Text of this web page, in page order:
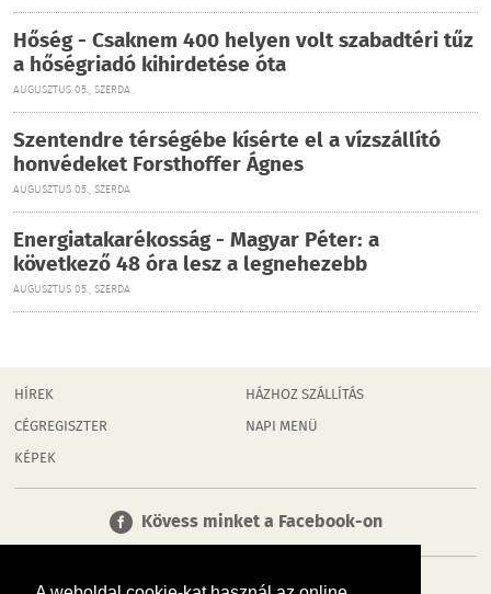
Hőség - Csaknem 400 helyen volt szabadtéri tűz
a hőségriadó kihirdetése óta
AUGUSZTUS 05., SZERDA
Szentendre térségébe kísérte el a vízszállító
honvédeket Forsthoffer Ágnes
AUGUSZTUS 05., SZERDA
Energiatakarékosság - Magyar Péter: a
következő 48 óra lesz a legnehezebb
AUGUSZTUS 05., SZERDA
HÍREK
CÉGREGISZTER
KÉPEK
HÁZHOZ SZÁLLÍTÁS
NAPI MENÜ
Kövess minket a Facebook-on